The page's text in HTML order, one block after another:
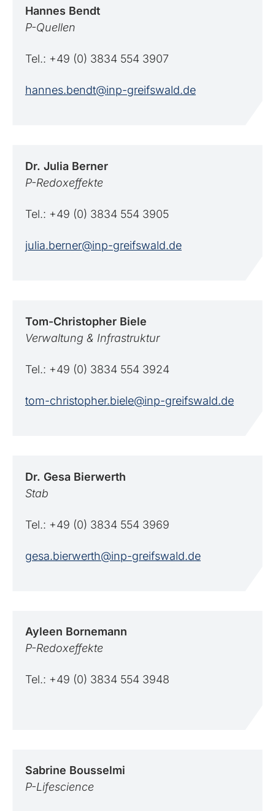
Hannes Bendt
P-Quellen
Tel.: +49 (0) 3834 554 3907
hannes.bendt@inp-greifswald.de
Dr. Julia Berner
P-Redoxeffekte
Tel.: +49 (0) 3834 554 3905
julia.berner@inp-greifswald.de
Tom-Christopher Biele
Verwaltung & Infrastruktur
Tel.: +49 (0) 3834 554 3924
tom-christopher.biele@inp-greifswald.de
Dr. Gesa Bierwerth
Stab
Tel.: +49 (0) 3834 554 3969
gesa.bierwerth@inp-greifswald.de
Ayleen Bornemann
P-Redoxeffekte
Tel.: +49 (0) 3834 554 3948
Sabrine Bousselmi
P-Lifescience